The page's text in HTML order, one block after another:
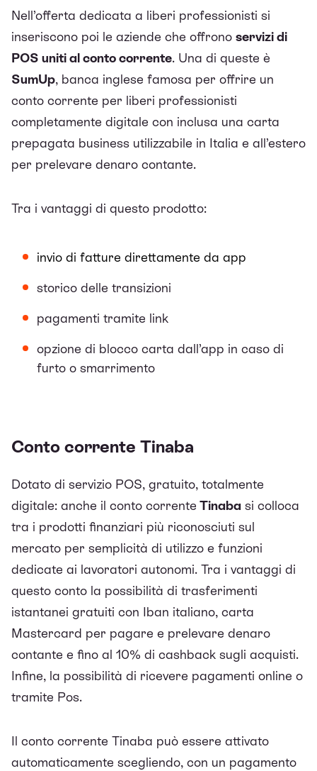
Nell’offerta dedicata a liberi professionisti si
inseriscono poi le aziende che offrono servizi di
POS uniti al conto corrente. Una di queste è
SumUp, banca inglese famosa per offrire un
conto corrente per liberi professionisti
completamente digitale con inclusa una carta
prepagata business utilizzabile in Italia e all’estero
per prelevare denaro contante.
Tra i vantaggi di questo prodotto:
invio di fatture direttamente da app
storico delle transizioni
pagamenti tramite link
opzione di blocco carta dall’app in caso di
furto o smarrimento
Conto corrente Tinaba
Dotato di servizio POS, gratuito, totalmente
digitale: anche il conto corrente Tinaba si colloca
tra i prodotti finanziari più riconosciuti sul
mercato per semplicità di utilizzo e funzioni
dedicate ai lavoratori autonomi. Tra i vantaggi di
questo conto la possibilità di trasferimenti
istantanei gratuiti con Iban italiano, carta
Mastercard per pagare e prelevare denaro
contante e fino al 10% di cashback sugli acquisti.
Infine, la possibilità di ricevere pagamenti online o
tramite Pos.
Il conto corrente Tinaba può essere attivato
automaticamente scegliendo, con un pagamento